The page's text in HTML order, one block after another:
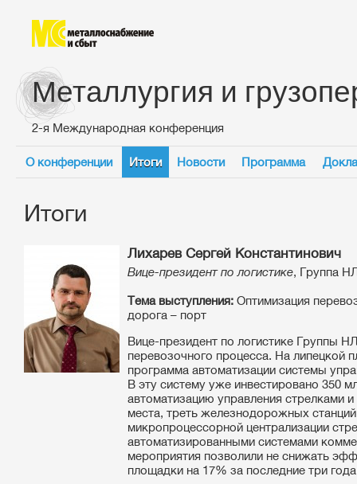
Металлургия и
2-я Международная конференция
О конференции Итоги Новости Программа
Итоги
Лихарев Сергей Константинович
Вице-президент по логистике, Группа
Тема выступления: Оптимизация
дорога – порт
Вице-президент по логистике Группы
перевозочного процесса. На липецкой
программа автоматизации системы
В эту систему уже инвестировано 350
автоматизацию управления стрелками
места, треть железнодорожных
микропроцессорной централизации
автоматизированными системами
мероприятия позволили не снижать
площадки на 17% за последние три